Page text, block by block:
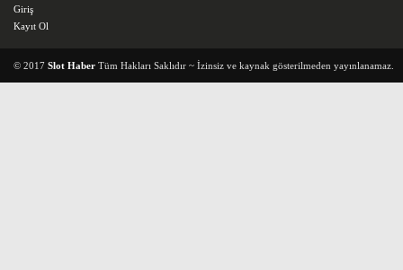
Giriş
Kayıt Ol
© 2017 Slot Haber Tüm Hakları Saklıdır ~ İzinsiz ve kaynak gösterilmeden yayınlanamaz.